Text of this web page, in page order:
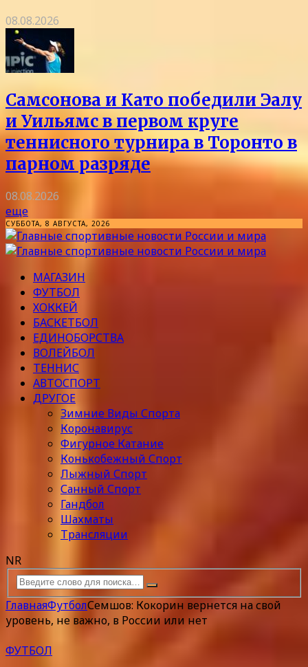
08.08.2026
Самсонова и Като победили Эалу
и Уильямс в первом круге
теннисного турнира в Торонто в
парном разряде
08.08.2026
еще
СУББОТА, 8 АВГУСТА, 2026
МАГАЗИН
ФУТБОЛ
ХОККЕЙ
БАСКЕТБОЛ
ЕДИНОБОРСТВА
ВОЛЕЙБОЛ
ТЕННИС
АВТОСПОРТ
ДРУГОЕ
Зимние Виды Спорта
Коронавирус
Фигурное Катание
Конькобежный Спорт
Лыжный Спорт
Санный Спорт
Гандбол
Шахматы
Трансляции
NR
ГлавнаяФутболСемшов: Кокорин вернется на свой
уровень, не важно, в России или нет
ФУТБОЛ